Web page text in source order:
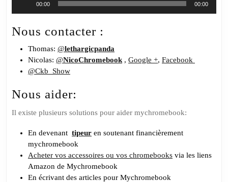
00:00 00:00
Nous contacter :
Thomas: @lethargicpanda
Nicolas: @NicoChromebook , Google +, Facebook
@Ckb_Show
Nous aider:
Il existe plusieurs solutions pour aider mychromebook:
En devenant tipeur en soutenant financièrement
mychromebook
Acheter vos accessoires ou vos chromebooks via les liens
Amazon de Mychromebook
En écrivant des articles pour Mychromebook